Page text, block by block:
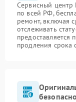
Сервисный центр
по всей РФ,
ремонт, включая
отслеживать
предоставляется
продления срока